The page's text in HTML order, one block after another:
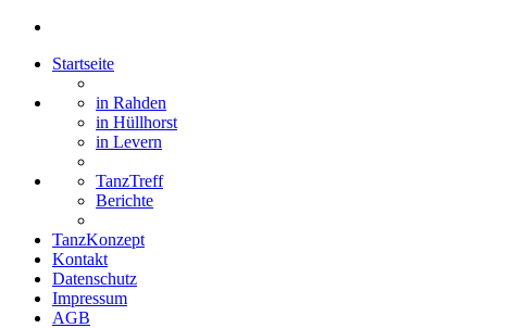
Startseite
in Rahden
in Hüllhorst
in Levern
TanzTreff
Berichte
TanzKonzept
Kontakt
Datenschutz
Impressum
AGB